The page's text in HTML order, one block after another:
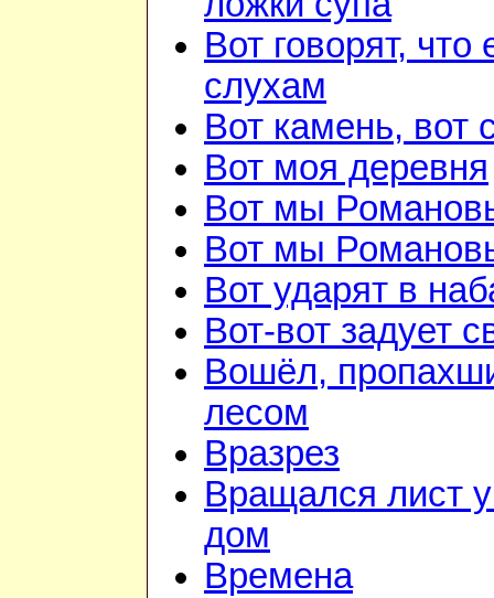
Вот говорят, что
слухам
Вот камень, вот
Вот моя деревня
Вот мы
Вот мы
Вот ударят в
Вот-вот задует
Вошёл,
лесом
Вразрез
Вращался лист
дом
Времена